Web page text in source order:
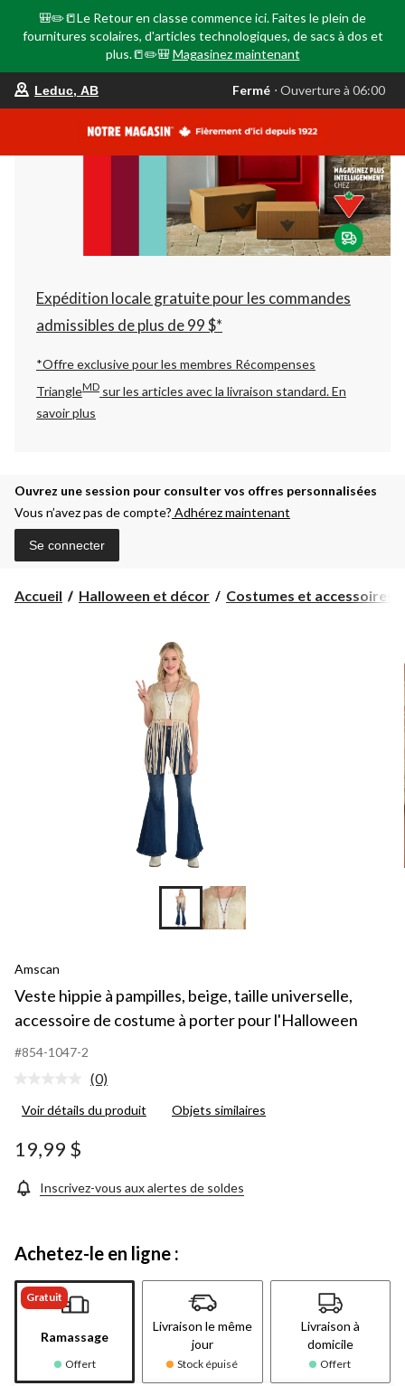
🎒✏️📒Le Retour en classe commence ici. Faites le plein de
fournitures scolaires, d'articles technologiques, de sacs à dos et
plus.📒✏️🎒 Magasinez maintenant
votre
est
AB,
Fermé,
Ouverture
à
06:00
changer
Leduc, AB Fermé ⋅ Ouverture à 06:00
Expédition locale gratuite pour les commandes
admissibles de plus de 99 $*
*Offre exclusive pour les membres Récompenses
TriangleMD sur les articles avec la livraison standard.En
savoir plus
Ouvrez une session pour consulter vos offres personnalisées
Vous n’avez pas de compte? Adhérez maintenant
Se connecter
Accueil Halloween et décor Costumes et accessoires
Amscan
Veste hippie à pampilles, beige, taille universelle,
accessoire de costume à porter pour l'Halloween
#854-1047-2
Aucune
pour
la
même
(0)
Voir détails du produit Objets similaires
19,99 $
Inscrivez-vous aux alertes de soldes
Achetez-le en ligne :
Gratuit
Ramassage
Offert
Livraison le même
jour
Stock épuisé
Livraison à
domicile
Offert